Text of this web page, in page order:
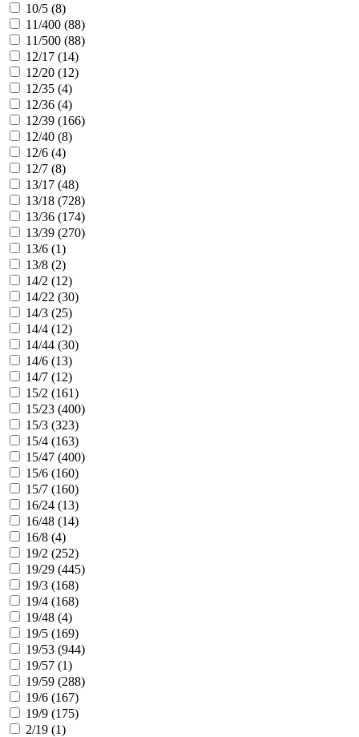
10/5 (8)
11/400 (88)
11/500 (88)
12/17 (14)
12/20 (12)
12/35 (4)
12/36 (4)
12/39 (166)
12/40 (8)
12/6 (4)
12/7 (8)
13/17 (48)
13/18 (728)
13/36 (174)
13/39 (270)
13/6 (1)
13/8 (2)
14/2 (12)
14/22 (30)
14/3 (25)
14/4 (12)
14/44 (30)
14/6 (13)
14/7 (12)
15/2 (161)
15/23 (400)
15/3 (323)
15/4 (163)
15/47 (400)
15/6 (160)
15/7 (160)
16/24 (13)
16/48 (14)
16/8 (4)
19/2 (252)
19/29 (445)
19/3 (168)
19/4 (168)
19/48 (4)
19/5 (169)
19/53 (944)
19/57 (1)
19/59 (288)
19/6 (167)
19/9 (175)
2/19 (1)